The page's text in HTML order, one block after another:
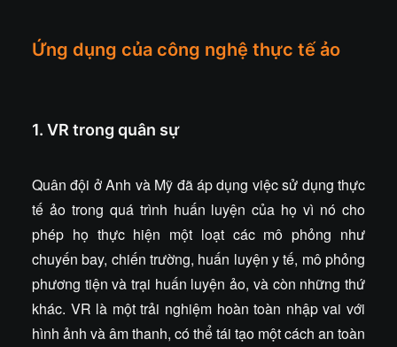
Ứng dụng của công nghệ thực tế ảo
1. VR trong quân sự
Quân đội ở Anh và Mỹ đã áp dụng việc sử dụng thực
tế ảo trong quá trình huấn luyện của họ vì nó cho
phép họ thực hiện một loạt các mô phỏng như
chuyến bay, chiến trường, huấn luyện y tế, mô phỏng
phương tiện và trại huấn luyện ảo, và còn những thứ
khác. VR là một trải nghiệm hoàn toàn nhập vai với
hình ảnh và âm thanh, có thể tái tạo một cách an toàn